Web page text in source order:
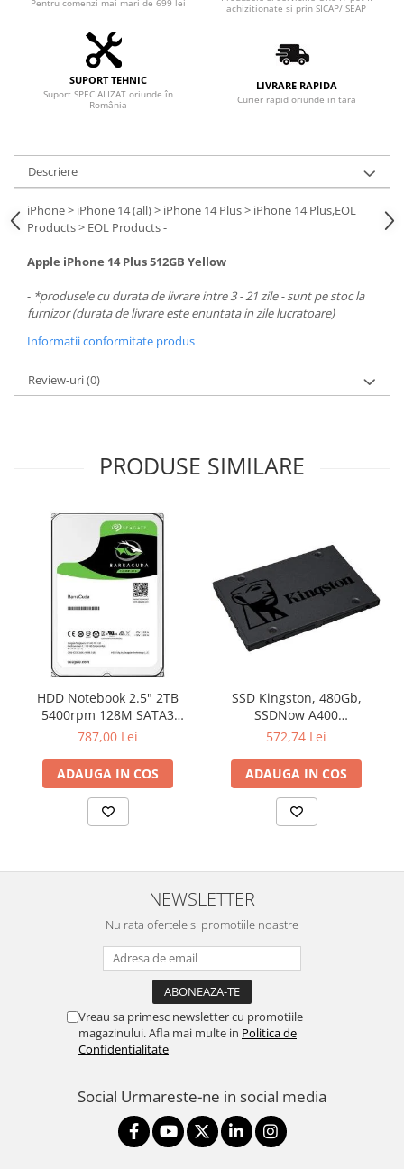
CPU
Hard Disc-uri
Surse
Servere & Componente
Componente Server
Servere
Retelistica & Supraveghere
Printing
Imprimante 3D
TV, Multimedia & Electronice
Televizoare & accesorii
Multiboard & Accessorii
Multimedia
Foto & Video
Cloud si Aplicatii SaaS
Sisteme Videoconferinta
Securitate Date
Firewall
Antivirus
Pentru comenzi mai mari de 699 lei
achizitionate si prin SICAP/ SEAP
SUPORT TEHNIC
Suport SPECIALIZAT oriunde în
România
LIVRARE RAPIDA
Curier rapid oriunde in tara
Descriere
iPhone > iPhone 14 (all) > iPhone 14 Plus > iPhone 14 Plus,EOL
Products > EOL Products -
Apple iPhone 14 Plus 512GB Yellow
- *produsele cu durata de livrare intre 3 - 21 zile - sunt pe stoc la
furnizor (durata de livrare este enuntata in zile lucratoare)
Informatii conformitate produs
Review-uri(0)
PRODUSE SIMILARE
HDD Notebook 2.5" 2TB
5400rpm 128M SATA3
SEAGATE
787,00 Lei
ADAUGA IN COS
SSD Kingston, 480Gb,
SSDNow A400
"SA400S37/480G"
572,74 Lei
ADAUGA IN COS
NEWSLETTER
Nu rata ofertele si promotiile noastre
Vreau sa primesc newsletter cu promotiile
magazinului. Afla mai multe in Politica de
Confidentialitate
Social Urmareste-ne in social media